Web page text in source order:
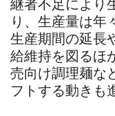
継者不足により
り、生産量は年
生産期間の延長
給維持を図るほ
売向け調理麺な
フトする動きも